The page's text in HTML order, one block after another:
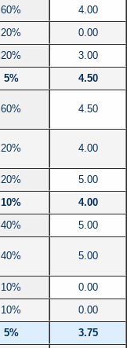
60%
4.00
20%
0.00
20%
3.00
5%
4.50
60% 4.50
20% 4.00
20%
5.00
10%
4.00
40%
5.00
40% 5.00
10%
0.00
10%
0.00
5%
3.75